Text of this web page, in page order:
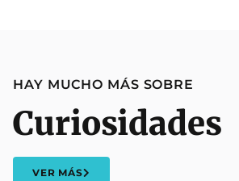
HAY MUCHO MÁS SOBRE
Curiosidades
VER MÁS